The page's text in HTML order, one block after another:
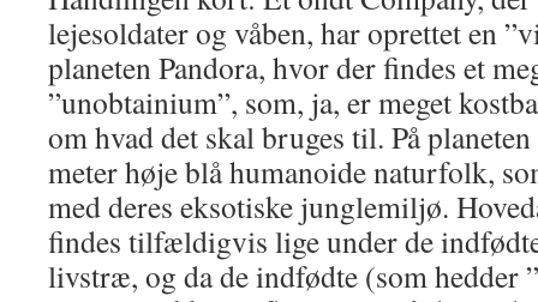
lejesoldater og våben, har oprettet en
planeten Pandora, hvor der findes et
”unobtainium”, som, ja, er meget
om hvad det skal bruges til. På
meter høje blå humanoide naturfolk,
med deres eksotiske junglemiljø.
findes tilfældigvis lige under de
livstræ, og da de indfødte (som hedder